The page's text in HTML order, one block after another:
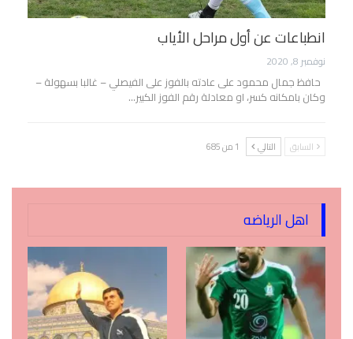
انطباعات عن أول مراحل الأياب
نوفمبر 8, 2020
حافظ جمال محمود على عادته بالفوز على الفيصلي – غالبا بسهولة –
وكان بامكانه كسر، او معادلة رقم الفوز الكبير…
السابق التالي 1 من 685
اهل الرياضه